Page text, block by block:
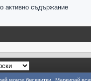
активно съдържание